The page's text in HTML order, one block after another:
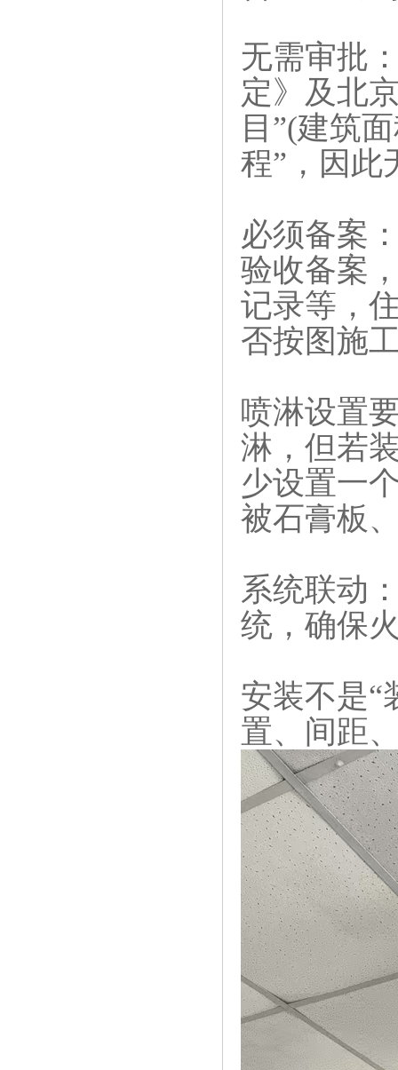
无需审批‌
定》及北
目”(建筑
程”，因此
必须备案‌
验收备案
记录等，
否按图施
喷淋设置
淋，但若
少设置一
被石膏板
系统联动‌
统，确保
安装不是“
置、间距